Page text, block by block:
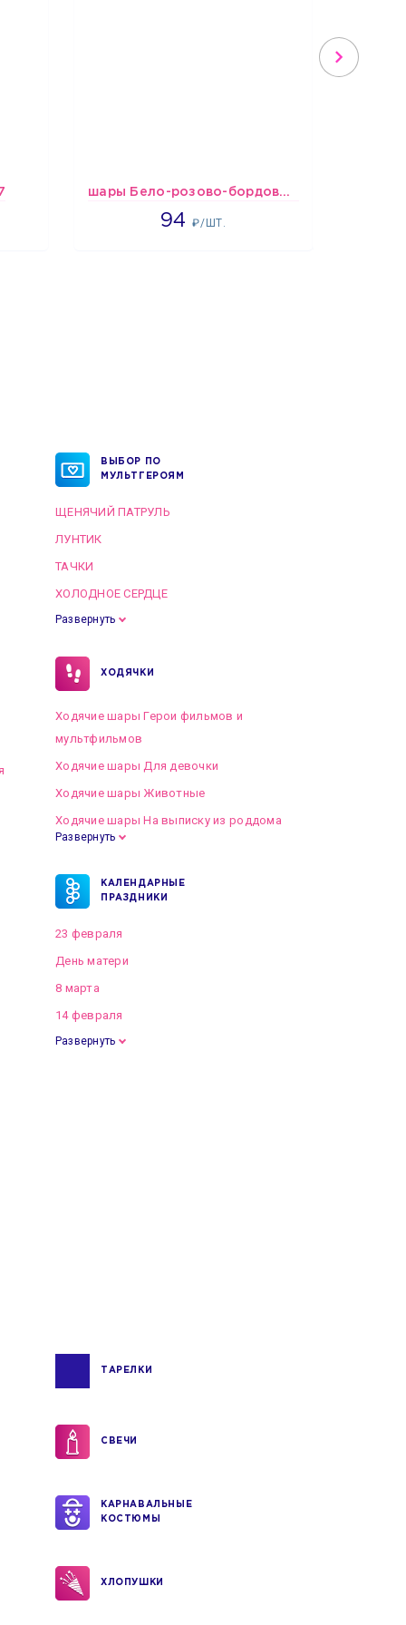
шары Бело-розово-бордовые металлик
94₽/ШТ.
1697
ВЫБОР ПО
МУЛЬТГЕРОЯМ
ЩЕНЯЧИЙ ПАТРУЛЬ
ЛУНТИК
ТАЧКИ
ХОЛОДНОЕ СЕРДЦЕ
Развернуть
ХОДЯЧКИ
Ходячие шары Герои фильмов и
мультфильмов
Ходячие шары Для девочки
Ходячие шары Животные
Ходячие шары На выписку из роддома
Развернуть
КАЛЕНДАРНЫЕ
ПРАЗДНИКИ
23 февраля
День матери
8 марта
14 февраля
Развернуть
ТАРЕЛКИ
СВЕЧИ
КАРНАВАЛЬНЫЕ
КОСТЮМЫ
ХЛОПУШКИ